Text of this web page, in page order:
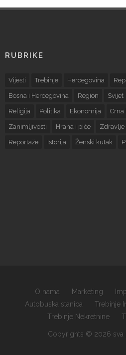
RUBRIKE
Vijesti Trebinje Hercegovina
Bosna i Hercegovina Region Svijet
Religija Politika Ekonomija Crna
Zanimljivosti Hrana i piće Zdravlje
Reportaže Istorija Ženski kutak
O nama Marketing
Autobuska stanica
Trebinje
Trebinje Nekretnine
Copyrights © 2026 sva